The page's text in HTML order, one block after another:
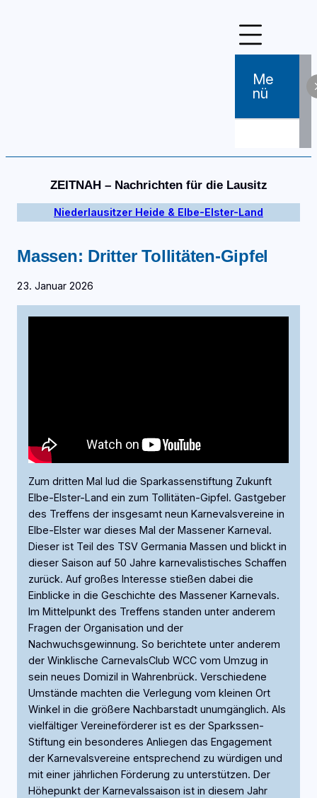
Me
Nü
ZEITNAH – Nachrichten für die Lausitz
Niederlausitzer Heide & Elbe-Elster-Land
Massen: Dritter Tollitäten-Gipfel
23. Januar 2026
Zum dritten Mal lud die Sparkassenstiftung Zukunft
Elbe-Elster-Land ein zum Tollitäten-Gipfel. Gastgeber
des Treffens der insgesamt neun Karnevalsvereine in
Elbe-Elster war dieses Mal der Massener Karneval.
Dieser ist Teil des TSV Germania Massen und blickt in
dieser Saison auf 50 Jahre karnevalistisches Schaffen
zurück. Auf großes Interesse stießen dabei die
Einblicke in die Geschichte des Massener Karnevals.
Im Mittelpunkt des Treffens standen unter anderem
Fragen der Organisation und der
Nachwuchsgewinnung. So berichtete unter anderem
der Winklische CarnevalsClub WCC vom Umzug in
sein neues Domizil in Wahrenbrück. Verschiedene
Umstände machten die Verlegung vom kleinen Ort
Winkel in die größere Nachbarstadt unumgänglich. Als
vielfältiger Vereineförderer ist es der Sparkssen-
Stiftung ein besonderes Anliegen das Engagement
der Karnevalsvereine entsprechend zu würdigen und
mit einer jährlichen Förderung zu unterstützen. Der
Höhepunkt der Karnevalssaison ist in diesem Jahr